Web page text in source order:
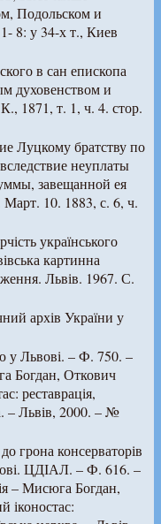
Подольском и
8: у 34-х т., Киев
в сан епископа
духовенством и
1871, т. 1, ч. 4. стор.
Луцкому братству по
неуплаты
завещанной ея
10. 1883, с. 6, ч.
українського
картинна
Львів. 1967. С.
архів України у
у Львові. – Ф. 750. –
Богдан, Откович
реставрація,
– Львів, 2000. – №
грона консерваторів
ЦДІАЛ. – Ф. 616. –
– Мисюга Богдан,
іконостас: